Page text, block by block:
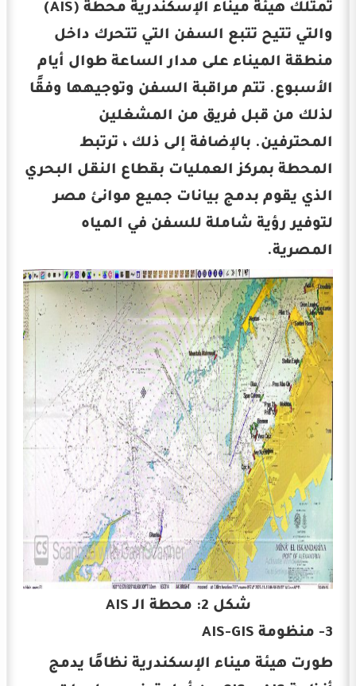
تمتلك هيئة ميناء الإسكندرية محطة (AIS)
والتي تتيح تتبع السفن التي تتحرك داخل
منطقة الميناء على مدار الساعة طوال أيام
الأسبوع. تتم مراقبة السفن وتوجيهها وفقًا
لذلك من قبل فريق من المشغلين
المحترفين. بالإضافة إلى ذلك ، ترتبط
المحطة بمركز العمليات بقطاع النقل البحري
الذي يقوم بدمج بيانات جميع موانئ مصر
لتوفير رؤية شاملة للسفن في المياه
المصرية.
شكل 2: محطة الـ AIS
3- منظومة AIS-GIS
طورت هيئة ميناء الإسكندرية نظامًا يدمج